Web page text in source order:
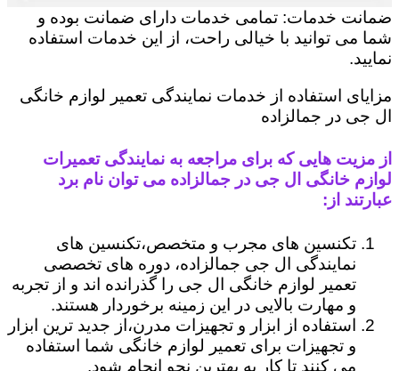
ضمانت خدمات: تمامی خدمات دارای ضمانت بوده و
شما می توانید با خیالی راحت، از این خدمات استفاده
نمایید.
مزایای استفاده از خدمات نمایندگی تعمیر لوازم خانگی
ال جی در جمالزاده
از مزیت هایی که برای مراجعه به نمایندگی تعمیرات
لوازم خانگی ال جی در جمالزاده می توان نام برد
عبارتند از:
تکنسین های مجرب و متخصص،تکنسین های
نمایندگی ال جی جمالزاده، دوره های تخصصی
تعمیر لوازم خانگی ال جی را گذرانده اند و از تجربه
و مهارت بالایی در این زمینه برخوردار هستند.
استفاده از ابزار و تجهیزات مدرن،از جدید ترین ابزار
و تجهیزات برای تعمیر لوازم خانگی شما استفاده
می کنند تا کار به بهترین نحو انجام شود.